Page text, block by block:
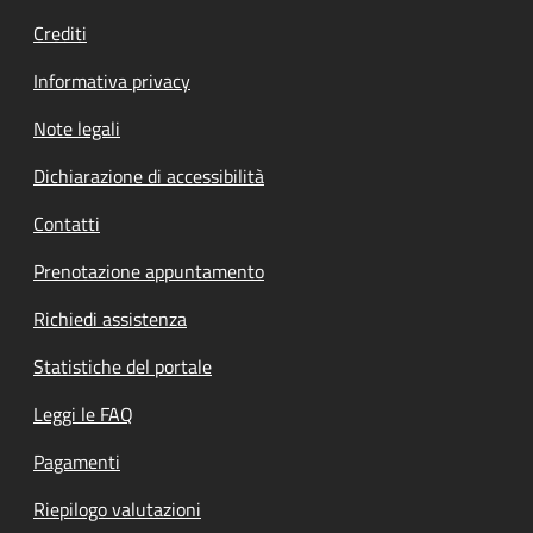
Crediti
Informativa privacy
Note legali
Dichiarazione di accessibilità
Contatti
Prenotazione appuntamento
Richiedi assistenza
Statistiche del portale
Leggi le FAQ
Pagamenti
Riepilogo valutazioni